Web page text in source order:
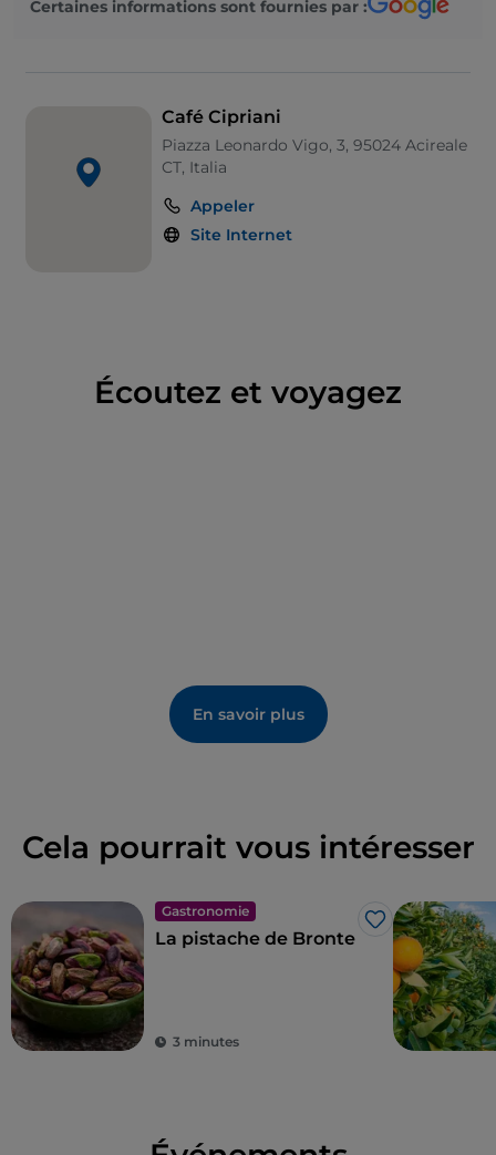
Certaines informations sont fournies par :
Café Cipriani
Piazza Leonardo Vigo, 3, 95024 Acireale
CT, Italia
Appeler
Site Internet
Écoutez et voyagez
En savoir plus
Cela pourrait vous intéresser
Gastronomie
J’aime
La pistache de Bronte
3 minutes